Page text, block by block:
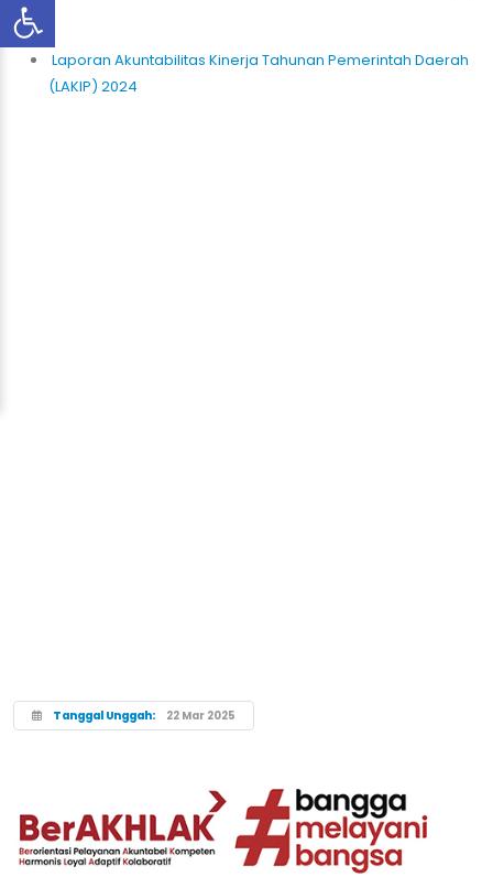
Laporan Akuntabilitas Kinerja Tahunan Pemerintah Daerah
(LAKIP) 2024
Tanggal Unggah: 22 Mar 2025